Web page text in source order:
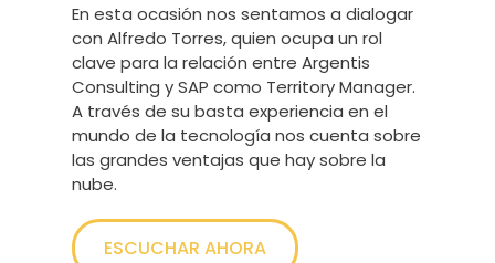
En esta ocasión nos sentamos a dialogar
con Alfredo Torres, quien ocupa un rol
clave para la relación entre Argentis
Consulting y SAP como Territory Manager.
A través de su basta experiencia en el
mundo de la tecnología nos cuenta sobre
las grandes ventajas que hay sobre la
nube.
ESCUCHAR AHORA